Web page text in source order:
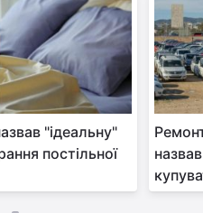
"ідеальну"
постільної